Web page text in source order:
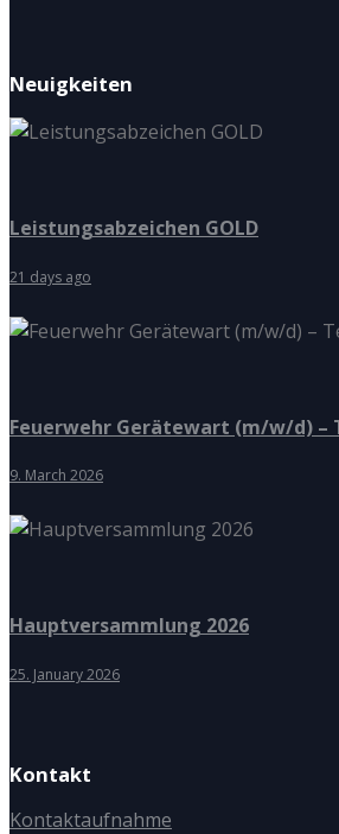
Neuigkeiten
Leistungsabzeichen GOLD
21 days ago
Feuerwehr Gerätewart (m/w/d) –
9. March 2026
Hauptversammlung 2026
25. January 2026
Kontakt
Kontaktaufnahme